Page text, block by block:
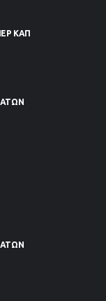
ΚΑΠ